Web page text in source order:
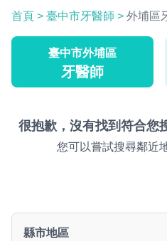
首頁 > 臺中市牙醫師 > 外埔區
臺中市外埔區
牙醫師
很抱歉，沒有找到符合您
您可以嘗試搜尋鄰近
縣市地區